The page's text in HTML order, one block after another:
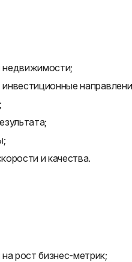
недвижимости;
и качества.
рост бизнес-метрик;